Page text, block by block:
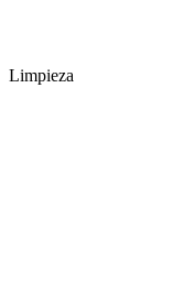
Limpieza